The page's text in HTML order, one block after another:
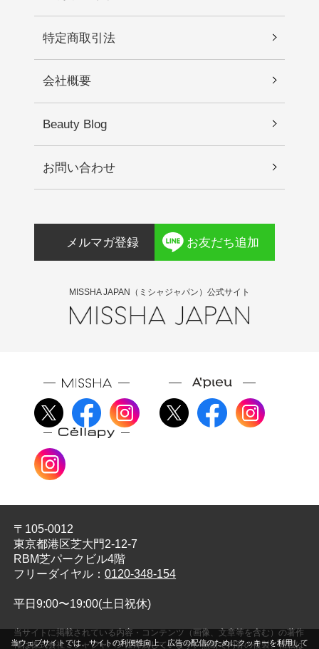
当ウェブサイトでは、サイトの利便性向上、広告の配信のためにクッキーを利用して
特定商取引法
会社概要
Beauty Blog
お問い合わせ
メルマガ登録 お友だち追加
MISSHA JAPAN（ミシャジャパン）公式サイト
〒105-0012
東京都港区芝大門2-12-7
RBM芝パークビル4階
フリーダイヤル：0120-348-154
平日9:00〜19:00(土日祝休)
当サイトに掲載されている内容・コンテンツ（画像、文章等を含む）の著作
権は株式会社ミシャジャパンに帰属しています。無断で内容の複製、転載は